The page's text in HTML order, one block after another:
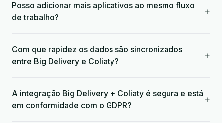
Posso adicionar mais aplicativos ao mesmo fluxo
de trabalho?
+
Com que rapidez os dados são sincronizados
entre Big Delivery e Coliaty?
+
A integração Big Delivery + Coliaty é segura e está
em conformidade com o GDPR?
+